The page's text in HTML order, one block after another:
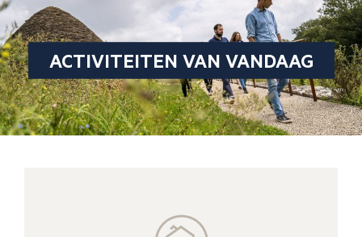
ACTIVITEITEN VAN VANDAAG